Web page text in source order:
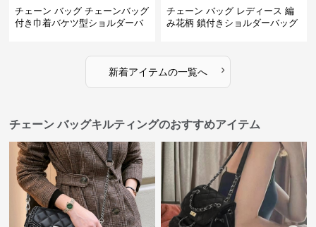
チェーン バッグ チェーンバッグ
付き巾着バケツ型ショルダーバ
チェーン バッグ レディース 編
み花柄 鎖付きショルダーバッグ
新着アイテムの一覧へ ›
チェーン バッグキルティングのおすすめアイテム